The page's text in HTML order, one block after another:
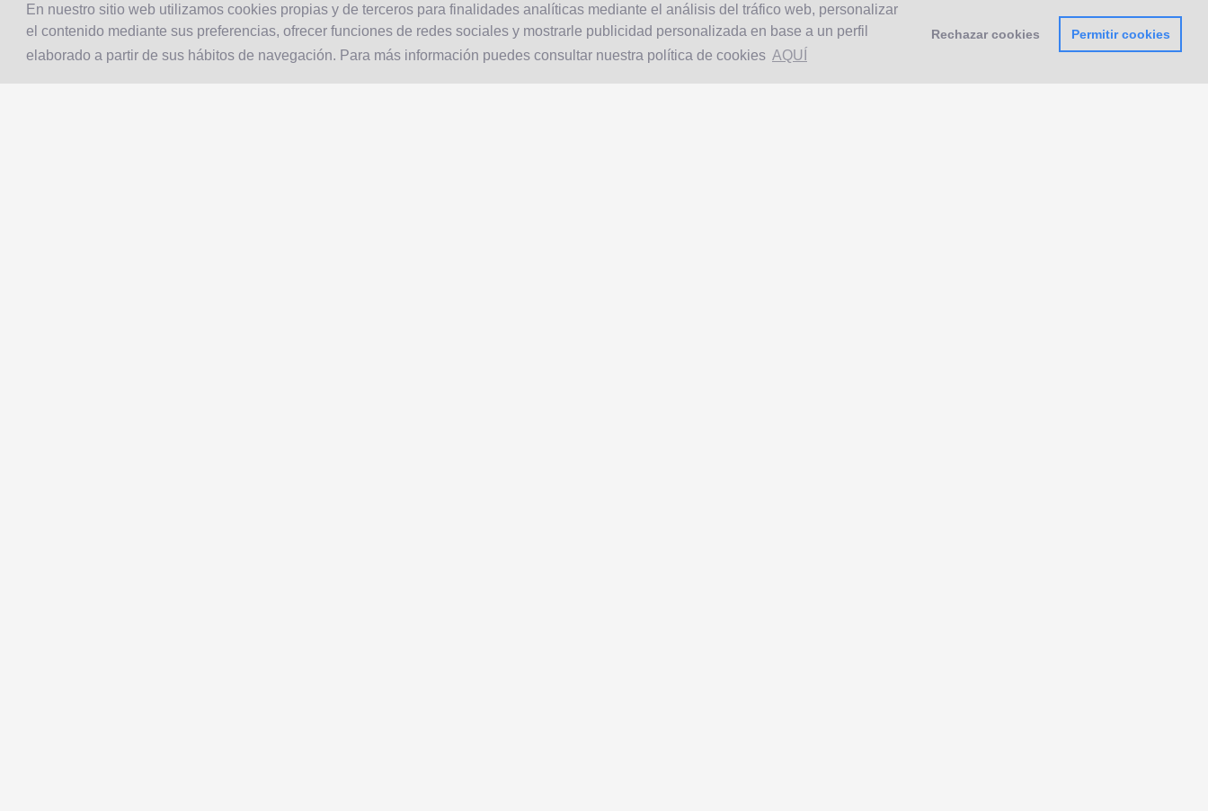
En nuestro sitio web utilizamos cookies propias y de terceros para finalidades analíticas mediante el análisis del tráfico web, personalizar
el contenido mediante sus preferencias, ofrecer funciones de redes sociales y mostrarle publicidad personalizada en base a un perfil
elaborado a partir de sus hábitos de navegación. Para más información puedes consultar nuestra política de cookies AQUÍ
Rechazar cookies Permitir cookies